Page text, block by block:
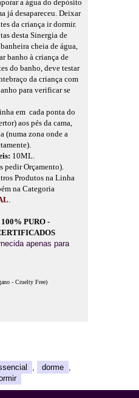
a água do depósito
já desapareceu. Deixar
da criança ir dormir.
desta Sinergia de
cheia de água,
banho à criança de
do banho, deve testar
da criança com
para verificar se
em cada ponta do
aos pés da cama,
(numa zona onde a
10ML.
pedir Orçamento).
Produtos na Linha
na Categoria
.
PURO -
apenas para
- Cruelty Free)
dorme